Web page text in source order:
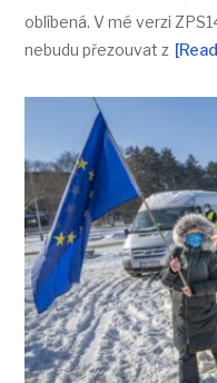
oblíbená. V mé verzi
nebudu přezouvat z